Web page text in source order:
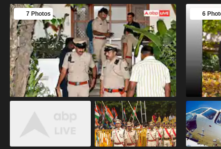
7 Photos 6